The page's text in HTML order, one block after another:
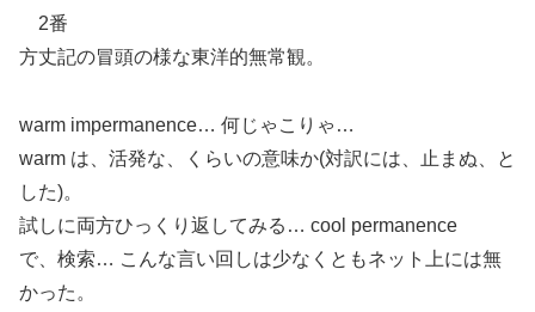
2番
方丈記の冒頭の様な東洋的無常観。
warm impermanence… 何じゃこりゃ…
warm は、活発な、くらいの意味か(対訳には、止まぬ、と
した)。
試しに両方ひっくり返してみる… cool permanence
で、検索… こんな言い回しは少なくともネット上には無
かった。